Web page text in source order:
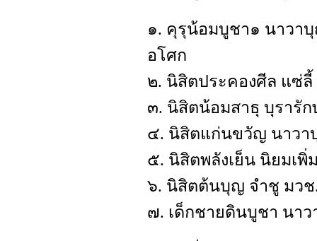
๑. คุรุน้อมบูชา๑ นาวา
อโศก
๒. นิสิตประคองศีล แซ่
๓. นิสิตน้อมสาธุ บุรารั
๔. นิสิตแก่นขวัญ นาวา
๕. นิสิตพลังเย็น นิยมเ
๖. นิสิตต้นบุญ จำชู มว
๗. เด็กชายดินบูชา นา